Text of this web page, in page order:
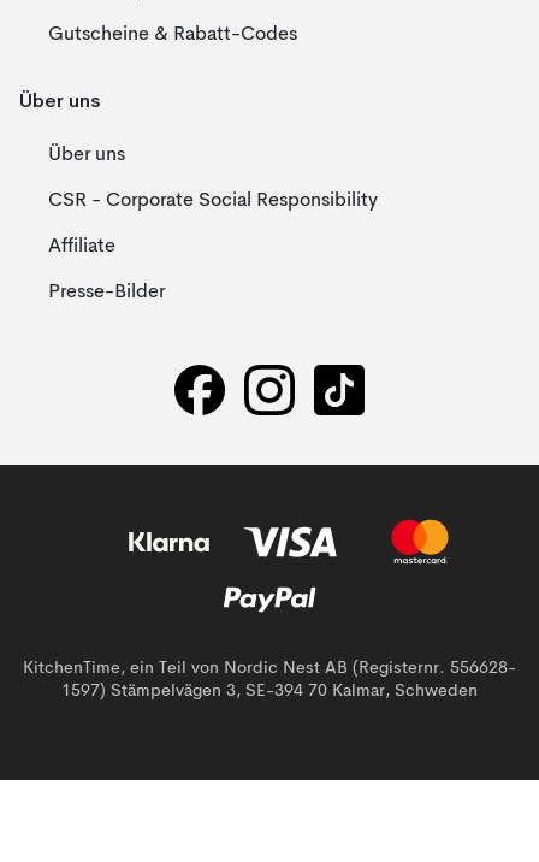
Gutscheine & Rabatt-Codes
Über uns
Über uns
CSR - Corporate Social Responsibility
Affiliate
Presse-Bilder
KitchenTime, ein Teil von Nordic Nest AB (Registernr. 556628-
1597) Stämpelvägen 3, SE-394 70 Kalmar, Schweden